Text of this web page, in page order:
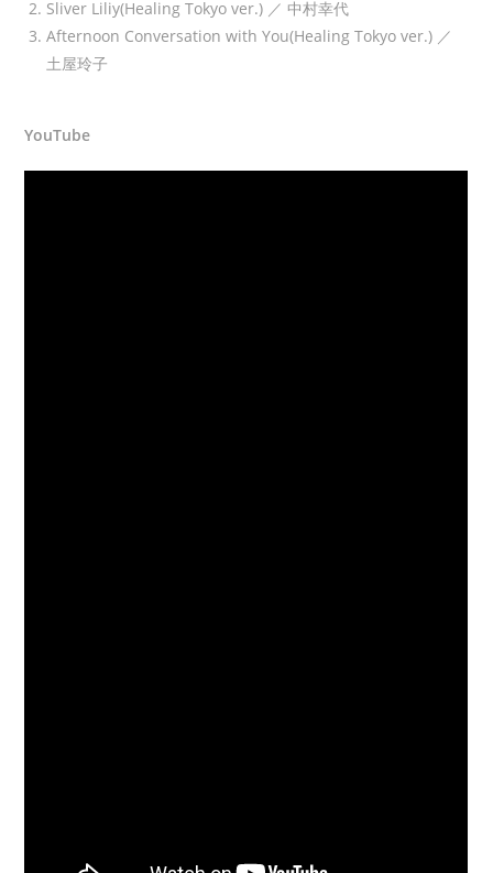
Sliver Liliy(Healing Tokyo ver.) ／ 中村幸代
Afternoon Conversation with You(Healing Tokyo ver.) ／
土屋玲子
YouTube